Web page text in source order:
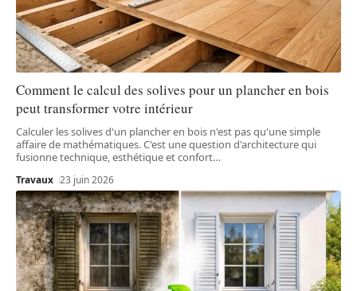
Comment le calcul des solives pour un plancher en bois
peut transformer votre intérieur
Calculer les solives d'un plancher en bois n'est pas qu'une simple
affaire de mathématiques. C'est une question d'architecture qui
fusionne technique, esthétique et confort…
Travaux 23 juin 2026